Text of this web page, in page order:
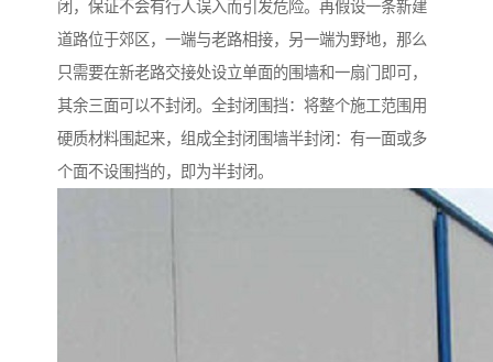
闭，保证不会有行人误入而引发危险。再假设一条新建
道路位于郊区，一端与老路相接，另一端为野地，那么
只需要在新老路交接处设立单面的围墙和一扇门即可，
其余三面可以不封闭。全封闭围挡：将整个施工范围用
硬质材料围起来，组成全封闭围墙半封闭：有一面或多
个面不设围挡的，即为半封闭。